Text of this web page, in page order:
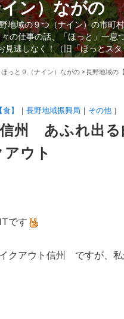
ン）ながの
地域の９つ（ナイン）の市町
の仕事の話、「ほっと」一
見逃しなく！（旧「ほっとス
ほっと９（ナイン）ながの >長野地域の【
】 長野地域振興局 その他 ］
州 あふれ出る
ウト
です
アウト信州 ですが、私